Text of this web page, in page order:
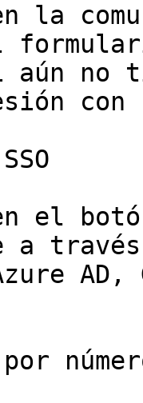
la
aún no
con
el
a
AD,